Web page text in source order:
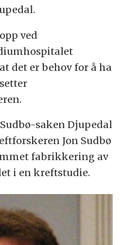
ved
det er behov for å ha
saken Djupedal
Jon Sudbø
fabrikkering av
i en kreftstudie.